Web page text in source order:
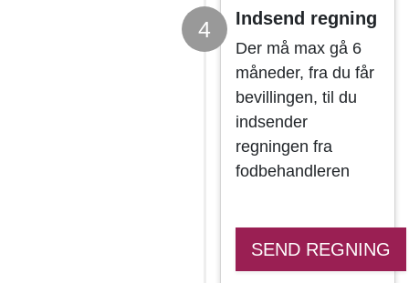
4 Indsend regning
Der må max gå 6
måneder, fra du får
bevillingen, til du
indsender
regningen fra
fodbehandleren
SEND REGNING